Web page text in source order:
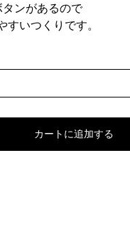
タンがあるので
いつくりです。
カートに追加する